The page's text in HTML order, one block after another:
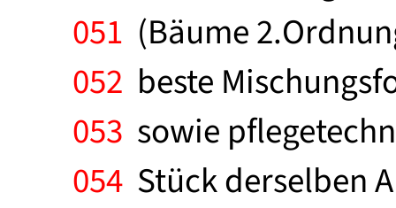
051 (Bäume
052 beste
053 sowie
054 Stück derselben